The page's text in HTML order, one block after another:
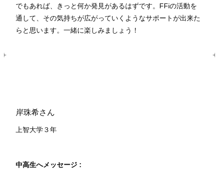
でもあれば、きっと何か発見があるはずです。FFiの活動を
通して、その気持ちが広がっていくようなサポートが出来た
らと思います。一緒に楽しみましょう！
岸珠希さん
上智大学３年
中高生へメッセージ :